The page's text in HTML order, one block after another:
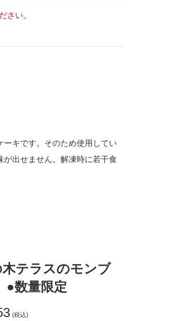
さい。
キです。そのため使用してい
出せません。解凍時に若干食
木テラスのモンブ
数量限定
(税込)